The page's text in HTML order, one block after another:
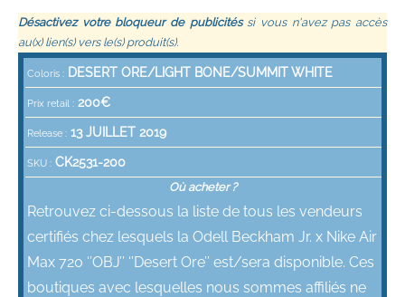
Désactivez votre bloqueur de publicitéssi vous n'avez pas accès
au(x) lien(s) vers le(s) produit(s).
Coloris : DESERT ORE/LIGHT BONE/SUMMIT WHITE
Prix retail : 200€
Release : 13 JUILLET 2019
SKU : CK2531-200
Où acheter ?
Retrouvez ci-dessous la liste de tous les vendeurs
certifiés chez lesquels la Odell Beckham Jr. x Nike Air
Max 720 ‘’OBJ’’ ‘’Desert Ore’’ est/sera disponible. Ces
boutiques avec lesquelles nous sommes affiliés ne